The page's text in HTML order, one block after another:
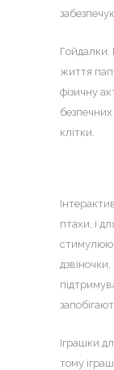
Гойдалки.
життя
фізичну
безпечних
клітки.
птахи, і
Іграшки
тому